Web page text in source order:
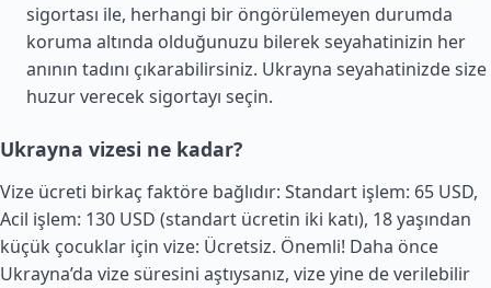
sigortası ile, herhangi bir öngörülemeyen durumda
koruma altında olduğunuzu bilerek seyahatinizin her
anının tadını çıkarabilirsiniz. Ukrayna seyahatinizde size
huzur verecek sigortayı seçin.
Ukrayna vizesi ne kadar?
Vize ücreti birkaç faktöre bağlıdır: Standart işlem: 65 USD,
Acil işlem: 130 USD (standart ücretin iki katı), 18 yaşından
küçük çocuklar için vize: Ücretsiz. Önemli! Daha önce
Ukrayna’da vize süresini aştıysanız, vize yine de verilebilir